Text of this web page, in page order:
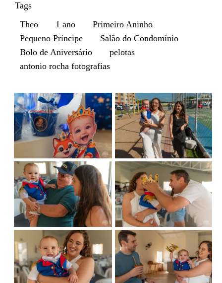
Tags
Theo
1 ano
Primeiro Aninho
Pequeno Príncipe
Salão do Condomínio
Bolo de Aniversário
pelotas
antonio rocha fotografias